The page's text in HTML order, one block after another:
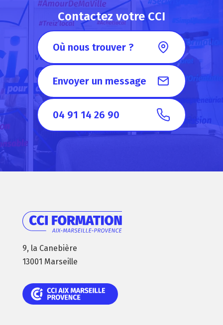
Contactez votre CCI
Où nous trouver ?
Envoyer un message
04 91 14 26 90
9, la Canebière
13001 Marseille